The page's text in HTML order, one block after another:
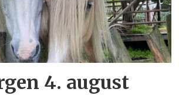
4. august